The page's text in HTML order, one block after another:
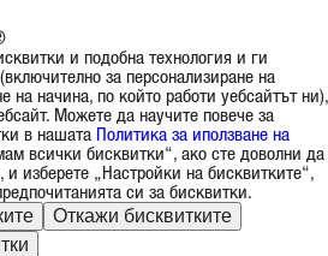
и подобна технология и ги
за персонализиране на
на начина, по който работи уебсайтът ни),
Можете да научите повече за
в нашата Политика за иползване на
всички бисквитки“, ако сте доволни да
изберете „Настройки на бисквитките“,
си за бисквитки.
Откажи бисквитките